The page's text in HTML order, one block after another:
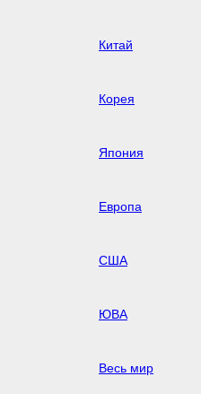
Китай
Корея
Япония
Европа
США
ЮВА
Весь мир